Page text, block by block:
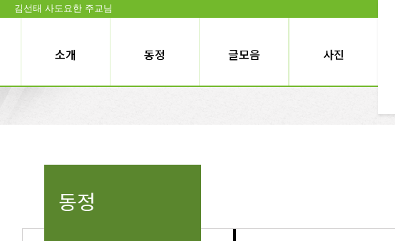
김선태 사도요한 주교님
소개 동정 글모음 사진
동정